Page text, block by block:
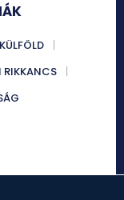
KÜLFÖLD
RIKKANCS